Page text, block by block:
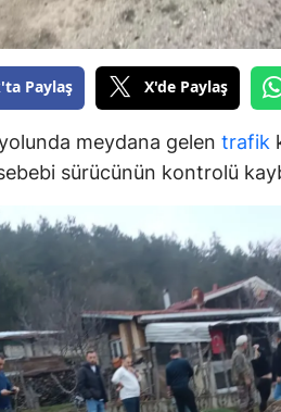
Giresun
Gümüşhane
Hatay
Mersin
İzmir
Kars
Paylaş X'de Paylaş
meydana gelen trafik
sürücünün kontrolü